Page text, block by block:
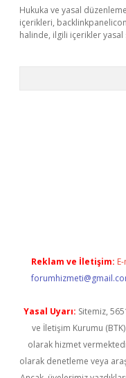
Hukuka ve yasal
içerikleri,
halinde, ilgili içerikler yasal
Reklam ve İletişim:
Yasal Uyarı: Sitemiz,
ve İletişim Kurumu
olarak hizmet
olarak denetleme veya